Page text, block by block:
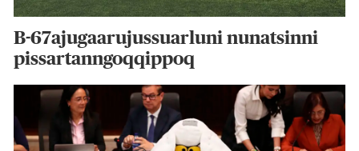
B-67ajugaarujussuarluni nunatsinni
pissartanngoqqippoq